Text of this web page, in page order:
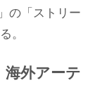
の「ストリー
。
外アーテ